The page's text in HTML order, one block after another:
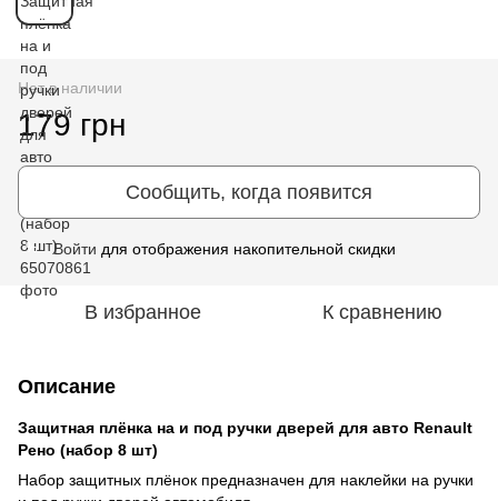
Нет в наличии
179 грн
Сообщить, когда появится
% Войти для отображения накопительной скидки
В избранное К сравнению
Описание
Защитная плёнка на и под ручки дверей для авто Renault
Рено (набор 8 шт)
Набор защитных плёнок предназначен для наклейки на ручки